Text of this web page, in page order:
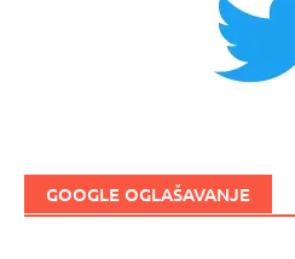
GOOGLE OGLAŠAVANJE